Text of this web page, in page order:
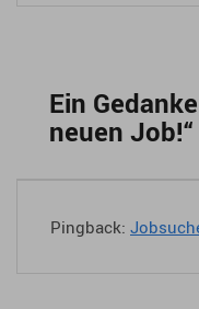
Ein
neuen Job!“
Pingback: